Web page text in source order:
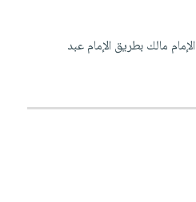
مالك بطريق الإمام عبد